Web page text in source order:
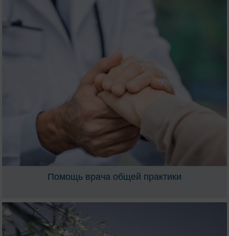
Помощь врача общей практики